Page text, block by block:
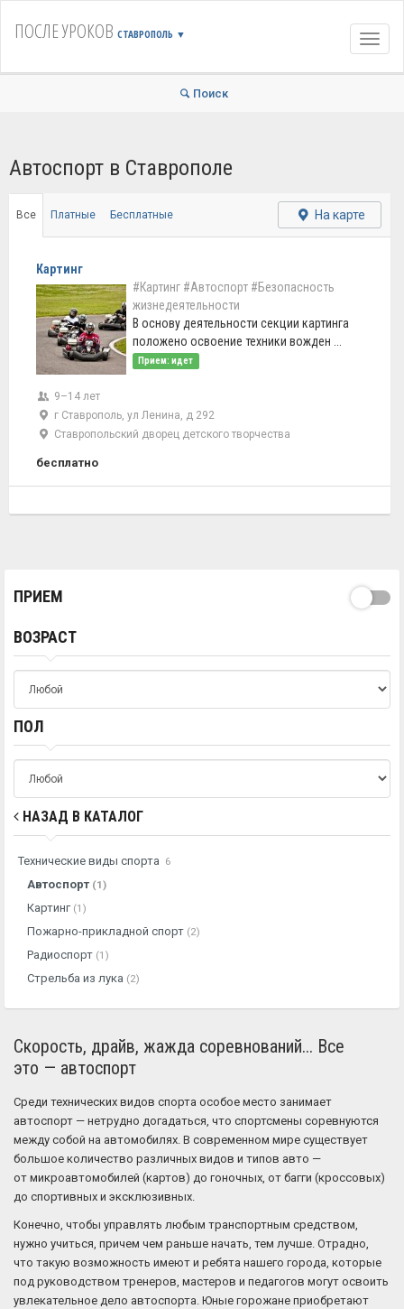
ПОСЛЕ УРОКОВ СТАВРОПОЛЬ ▼
Поиск
Автоспорт в Ставрополе
Все Платные Бесплатные На карте
Картинг
#Картинг #Автоспорт #Безопасность
жизнедеятельности
В основу деятельности секции картинга
положено освоение техники вожден ...
Прием: идет
9–14 лет
г Ставрополь, ул Ленина, д 292
Ставропольский дворец детского творчества
бесплатно
ПРИЕМ
ВОЗРАСТ
ПОЛ
НАЗАД В КАТАЛОГ
Технические виды спорта 6
Автоспорт (1)
Картинг (1)
Пожарно-прикладной спорт (2)
Радиоспорт (1)
Стрельба из лука (2)
Скорость, драйв, жажда соревнований... Все
это — автоспорт
Среди технических видов спорта особое место занимает
автоспорт — нетрудно догадаться, что спортсмены соревнуются
между собой на автомобилях. В современном мире существует
большое количество различных видов и типов авто —
от микроавтомобилей (картов) до гоночных, от багги (кроссовых)
до спортивных и эксклюзивных.
Конечно, чтобы управлять любым транспортным средством,
нужно учиться, причем чем раньше начать, тем лучше. Отрадно,
что такую возможность имеют и ребята нашего города, которые
под руководством тренеров, мастеров и педагогов могут освоить
увлекательное дело автоспорта. Юные горожане приобретают